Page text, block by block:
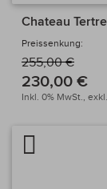
Chateau
Preissenkung:
255,00 €
230,00 €
Inkl. 0% MwSt., exkl.